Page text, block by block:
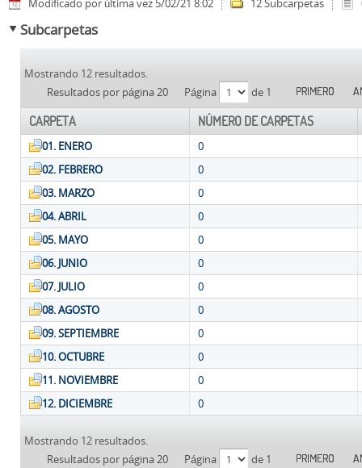
Modificado por última vez 5/02/21 8:02 12 Subcarpetas
Subcarpetas
Mostrando 12 resultados.
Resultados por página 20
Página de 1 PRIMERO
CARPETA NÚMERO DE CARPETAS
01. ENERO
0
02. FEBRERO
0
03. MARZO
0
04. ABRIL
0
05. MAYO
0
06. JUNIO
0
07. JULIO
0
08. AGOSTO
0
09. SEPTIEMBRE
0
10. OCTUBRE
0
11. NOVIEMBRE
0
12. DICIEMBRE
0
Mostrando 12 resultados.
Resultados por página 20
Página de 1 PRIMERO